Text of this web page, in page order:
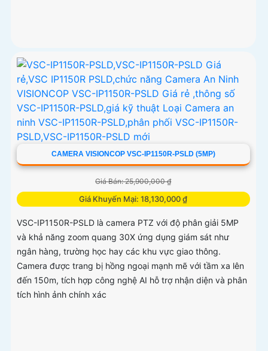
CAMERA VISIONCOP VSC-IP1150R-PSLD (5MP)
Giá Bán: 25,900,000 ₫
Giá Khuyến Mại: 18,130,000 ₫
VSC-IP1150R-PSLD là camera PTZ với độ phân giải 5MP
và khả năng zoom quang 30X ứng dụng giám sát như
ngân hàng, trường học hay các khu vực giao thông.
Camera được trang bị hồng ngoại mạnh mẽ với tầm xa lên
đến 150m, tích hợp công nghệ AI hỗ trợ nhận diện và phân
tích hình ảnh chính xác